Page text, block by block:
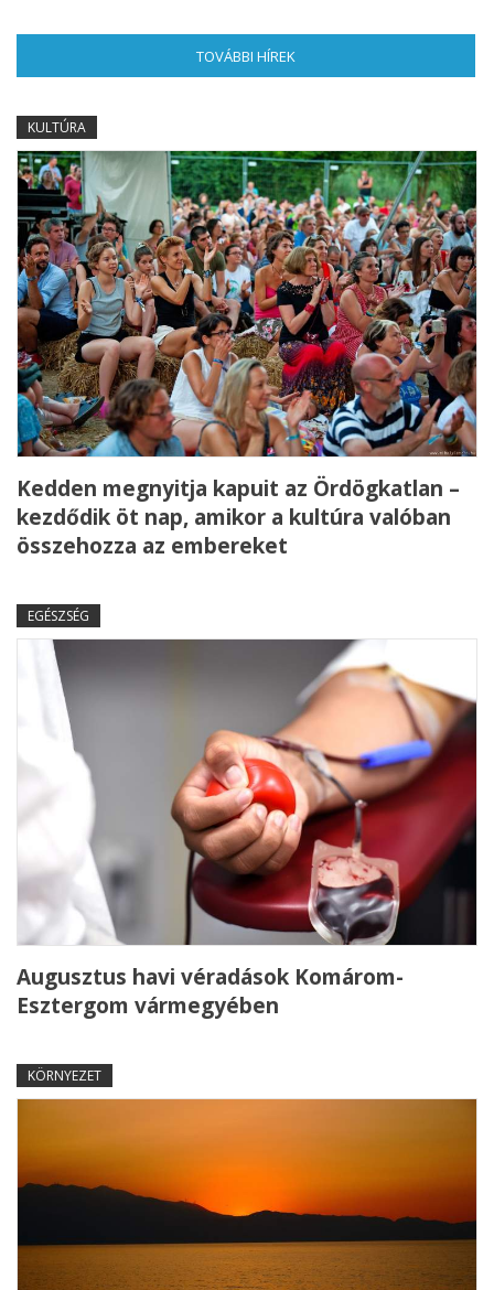
TOVÁBBI HÍREK
KULTÚRA
Kedden megnyitja kapuit az Ördögkatlan –
kezdődik öt nap, amikor a kultúra valóban
összehozza az embereket
EGÉSZSÉG
Augusztus havi véradások Komárom-
Esztergom vármegyében
KÖRNYEZET